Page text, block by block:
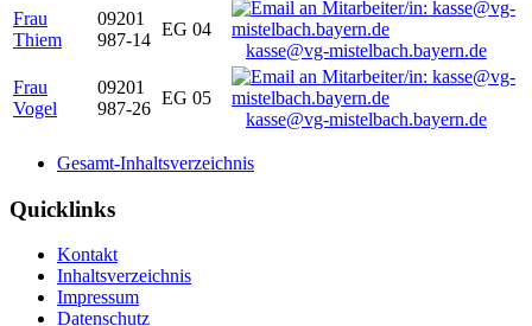
Frau
Thiem
09201
987-14
EG 04
kasse@vg-mistelbach.bayern.de
Frau
Vogel
09201
987-26
EG 05
kasse@vg-mistelbach.bayern.de
Gesamt-Inhaltsverzeichnis
Quicklinks
Kontakt
Inhaltsverzeichnis
Impressum
Datenschutz